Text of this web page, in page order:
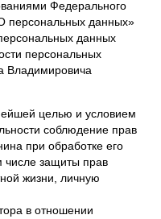
Федерального
персональных данных»
данных
персональных
Владимировича
целью и условием
соблюдение прав
при обработке его
числе защиты прав
жизни, личную
в отношении